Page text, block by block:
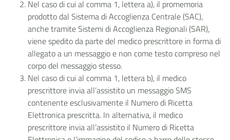
Nel caso di cui al comma 1, lettera a), il promemoria
prodotto dal Sistema di Accoglienza Centrale (SAC),
anche tramite Sistemi di Accoglienza Regionali (SAR),
viene spedito da parte del medico prescrittore in forma di
allegato a un messaggio e non come testo compreso nel
corpo del messaggio stesso.
Nel caso di cui al comma 1, lettera b), il medico
prescrittore invia all’assistito un messaggio SMS
contenente esclusivamente il Numero di Ricetta
Elettronica prescritta. In alternativa, il medico
prescrittore invia all’assistito il Numero di Ricetta